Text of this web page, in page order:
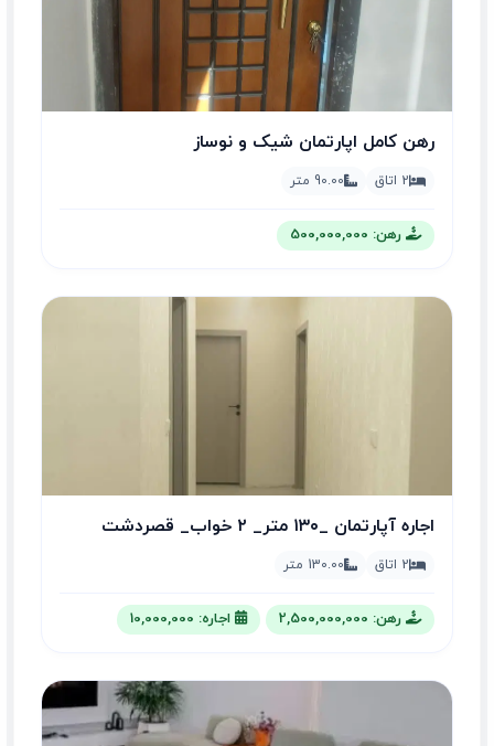
رهن کامل اپارتمان شیک و نوساز
2 اتاق 90.00 متر
رهن: 500,000,000
اجاره آپارتمان _۱۳۰ متر_ ۲ خواب_ قصردشت
زرگری لوکس
2 اتاق 130.00 متر
رهن: 2,500,000,000 اجاره: 10,000,000